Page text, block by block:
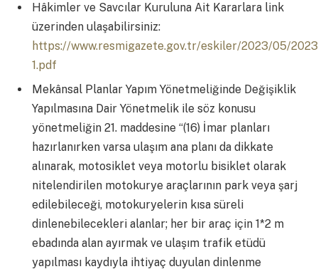
Hâkimler ve Savcılar Kuruluna Ait Kararlara link
üzerinden ulaşabilirsiniz:
https://www.resmigazete.gov.tr/eskiler/2023/05/
1.pdf
Mekânsal Planlar Yapım Yönetmeliğinde Değişiklik
Yapılmasına Dair Yönetmelik ile söz konusu
yönetmeliğin 21. maddesine “(16) İmar planları
hazırlanırken varsa ulaşım ana planı da dikkate
alınarak, motosiklet veya motorlu bisiklet olarak
nitelendirilen motokurye araçlarının park veya şarj
edilebileceği, motokuryelerin kısa süreli
dinlenebilecekleri alanlar; her bir araç için 1*2 m
ebadında alan ayırmak ve ulaşım trafik etüdü
yapılması kaydıyla ihtiyaç duyulan dinlenme